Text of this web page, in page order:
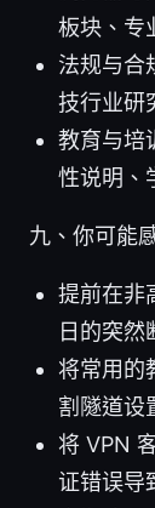
板块、专
法规与合
技行业研
教育与培
性说明、
九、你可能
提前在非
日的突然
将常用的
割隧道设
将 VPN
证错误导